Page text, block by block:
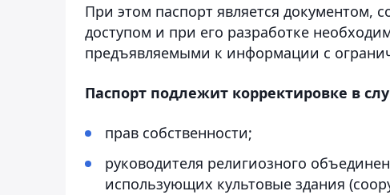
При этом паспорт является
доступом и при его разработке
предъявляемыми к информации с
Паспорт подлежит корректировке в
прав собственности;
руководителя религиозного
использующих культовые здания